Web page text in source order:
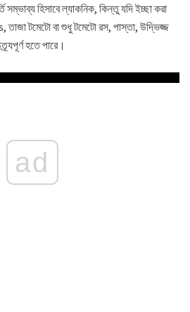
সম্ভাব্য হিসাবে ল্যাকনিক, কিন্তু যদি ইচ্ছা করা
টমেটো বা শুধু টমেটো রস, পাস্তা, উদ্ভিজ্জ
হতে পারে।
ad